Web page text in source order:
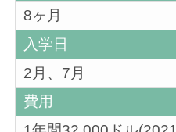
8ヶ月
入学日
2月、7月
費用